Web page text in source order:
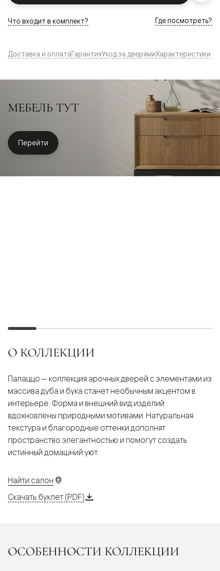
Что входит в комплект? Где посмотреть?
Доставка и оплатаГарантияУход за дверямиХарактеристики
МЕБЕЛЬ ТУТ
Перейти
О КОЛЛЕКЦИИ
Палаццо — коллекция арочных дверей с элементами из
массива дуба и бука станет необычным акцентом в
интерьере. Форма и внешний вид изделий
вдохновлены природными мотивами. Натуральная
текстура и благородные оттенки дополнят
пространство элегантностью и помогут создать
истинный домашний уют.
Найти салон
Скачать буклет (PDF)
ОСОБЕННОСТИ КОЛЛЕКЦИИ